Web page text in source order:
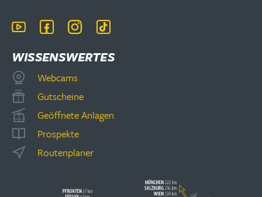
WISSENSWERTES
Webcams
Gutscheine
Geöffnete Anlagen
Prospekte
Routenplaner